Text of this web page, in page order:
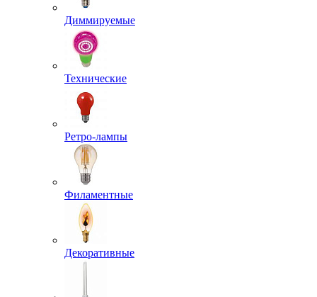
Диммируемые
Технические
Ретро-лампы
Филаментные
Декоративные